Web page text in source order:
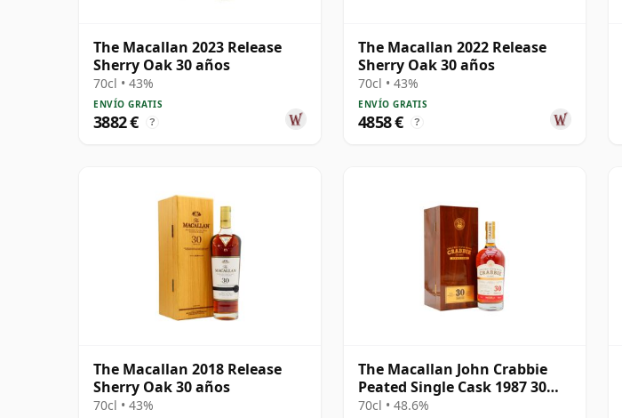
The Macallan 2023 Release
Sherry Oak 30 años
70cl • 43%
ENVÍO GRATIS
3882 € ?
The Macallan 2022 Release
Sherry Oak 30 años
70cl • 43%
ENVÍO GRATIS
4858 € ?
The Macallan 2018 Release
Sherry Oak 30 años
70cl • 43%
The Macallan John Crabbie
Peated Single Cask 1987 30
años
70cl • 48.6%